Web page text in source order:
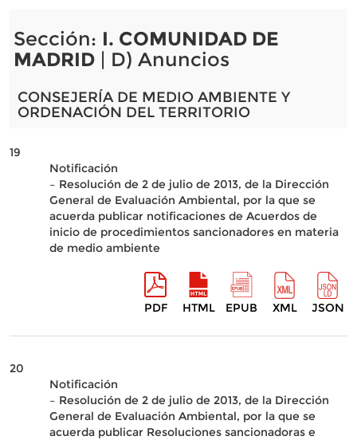
Sección: I. COMUNIDAD DE
MADRID| D) Anuncios
CONSEJERÍA DE MEDIO AMBIENTE Y
ORDENACIÓN DEL TERRITORIO
19
Notificación
– Resolución de 2 de julio de 2013, de la Dirección
General de Evaluación Ambiental, por la que se
acuerda publicar notificaciones de Acuerdos de
inicio de procedimientos sancionadores en materia
de medio ambiente
PDF HTML EPUB XML JSON
20
Notificación
– Resolución de 2 de julio de 2013, de la Dirección
General de Evaluación Ambiental, por la que se
acuerda publicar Resoluciones sancionadoras e